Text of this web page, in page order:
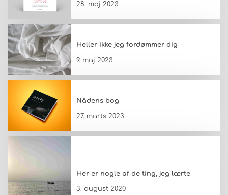
28. maj 2023
Heller ikke jeg fordømmer dig
9. maj 2023
Nådens bog
27. marts 2023
Her er nogle af de ting, jeg lærte
3. august 2020